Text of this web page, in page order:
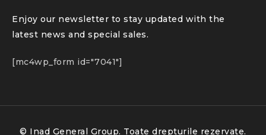
Enjoy our newsletter to stay updated with the
latest news and special sales.
[mc4wp_form id="7041"]
© Inad General Group. Toate drepturile rezervate.